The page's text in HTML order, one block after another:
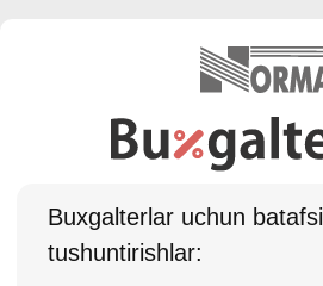
Buхgalterlar uchun batafsil
tushuntirishlar: